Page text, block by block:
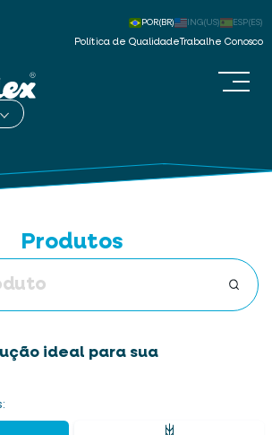
Política de Qualidade Trabalhe Conosco
POR(BR) ING(US) ESP(ES)
Produtos
ideal para sua